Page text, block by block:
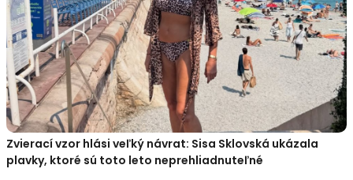
Zvierací vzor hlási veľký návrat: Sisa Sklovská ukázala
plavky, ktoré sú toto leto neprehliadnuteľné